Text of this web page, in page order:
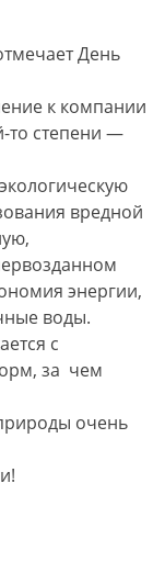
День
к компании
то степени —
вредной
энергии,
воды.
с
за чем
очень